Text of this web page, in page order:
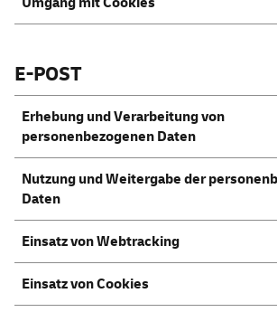
E-POST
Erhebung und Verarbeitung von
personenbezogenen Daten
Nutzung und Weitergabe der
Daten
Einsatz von Webtracking
Einsatz von Cookies